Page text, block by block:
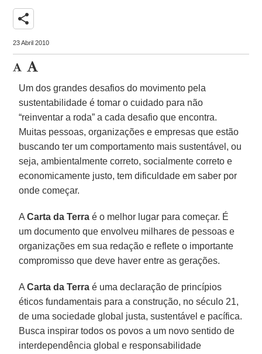
share
23 Abril 2010
Um dos grandes desafios do movimento pela
sustentabilidade é tomar o cuidado para não
“reinventar a roda” a cada desafio que encontra.
Muitas pessoas, organizações e empresas que estão
buscando ter um comportamento mais sustentável, ou
seja, ambientalmente correto, socialmente correto e
economicamente justo, tem dificuldade em saber por
onde começar.
ACarta da Terra é o melhor lugar para começar. É
um documento que envolveu milhares de pessoas e
organizações em sua redação e reflete o importante
compromisso que deve haver entre as gerações.
ACarta da Terra é uma declaração de princípios
éticos fundamentais para a construção, no século 21,
de uma sociedade global justa, sustentável e pacífica.
Busca inspirar todos os povos a um novo sentido de
interdependência global e responsabilidade